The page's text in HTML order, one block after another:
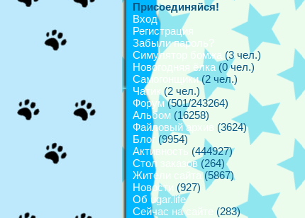
Присоединяйся!
Вход
Регистрация
Забыли пароль?
Симулятор бомжа
(3 чел.)
Новогодняя ёлка (0 чел.)
Самогонщики(2 чел.)
Чатик (2 чел.)
Форум(501/243264)
Альбом (16258)
Файловый архив
(3624)
Блог (9954)
Активность
(444927)
Стол заказов(264)
Жители сайта(5867)
Новости
(927)
Об ugar.life
Сейчас на сайте
(283)